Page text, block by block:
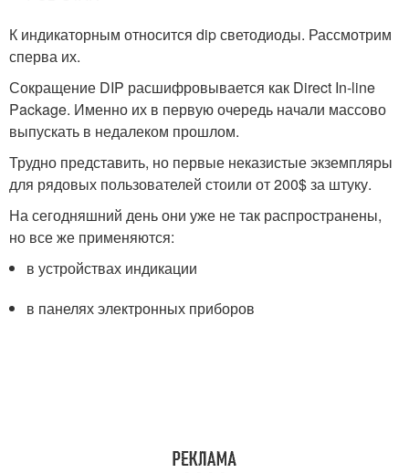
К индикаторным относится dip светодиоды. Рассмотрим
сперва их.
Сокращение DIP расшифровывается как Direct In-line
Package. Именно их в первую очередь начали массово
выпускать в недалеком прошлом.
Трудно представить, но первые неказистые экземпляры
для рядовых пользователей стоили от 200$ за штуку.
На сегодняшний день они уже не так распространены,
но все же применяются:
в устройствах индикации
в панелях электронных приборов